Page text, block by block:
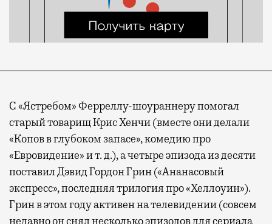
С «Ястребом» Ферреллу-шоураннеру помогал
старый товарищ Крис Хенчи (вместе они делали
«Копов в глубоком запасе», комедию про
«Евровидение» и т. д.), а четыре эпизода из десяти
поставил Дэвид Гордон Грин («Ананасовый
экспресс», последняя трилогия про «Хеллоуин»).
Грин в этом году активен на телевидении (совсем
недавно он снял несколько эпизодов для сериала